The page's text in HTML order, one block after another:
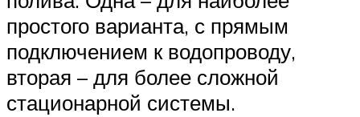
простого варианта, с прямым
подключением к водопроводу,
вторая – для более сложной
стационарной системы.